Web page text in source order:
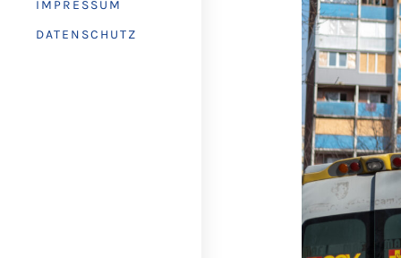
IMPRESSUM
DATENSCHUTZ